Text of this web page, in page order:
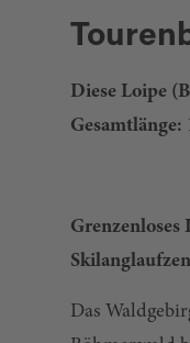
Diese Loipe
Gesamtlänge:
Grenzenloses
Das